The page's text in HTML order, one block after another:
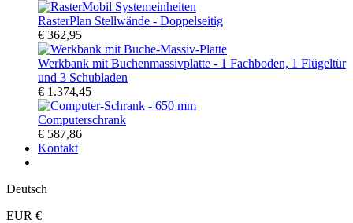
RasterPlan Stellwände - Doppelseitig
€ 362,95
Werkbank mit Buchenmassivplatte - 1 Fachboden, 1 Flügeltür
und 3 Schubladen
€ 1.374,45
Computerschrank
€ 587,86
Kontakt
Deutsch
EUR €